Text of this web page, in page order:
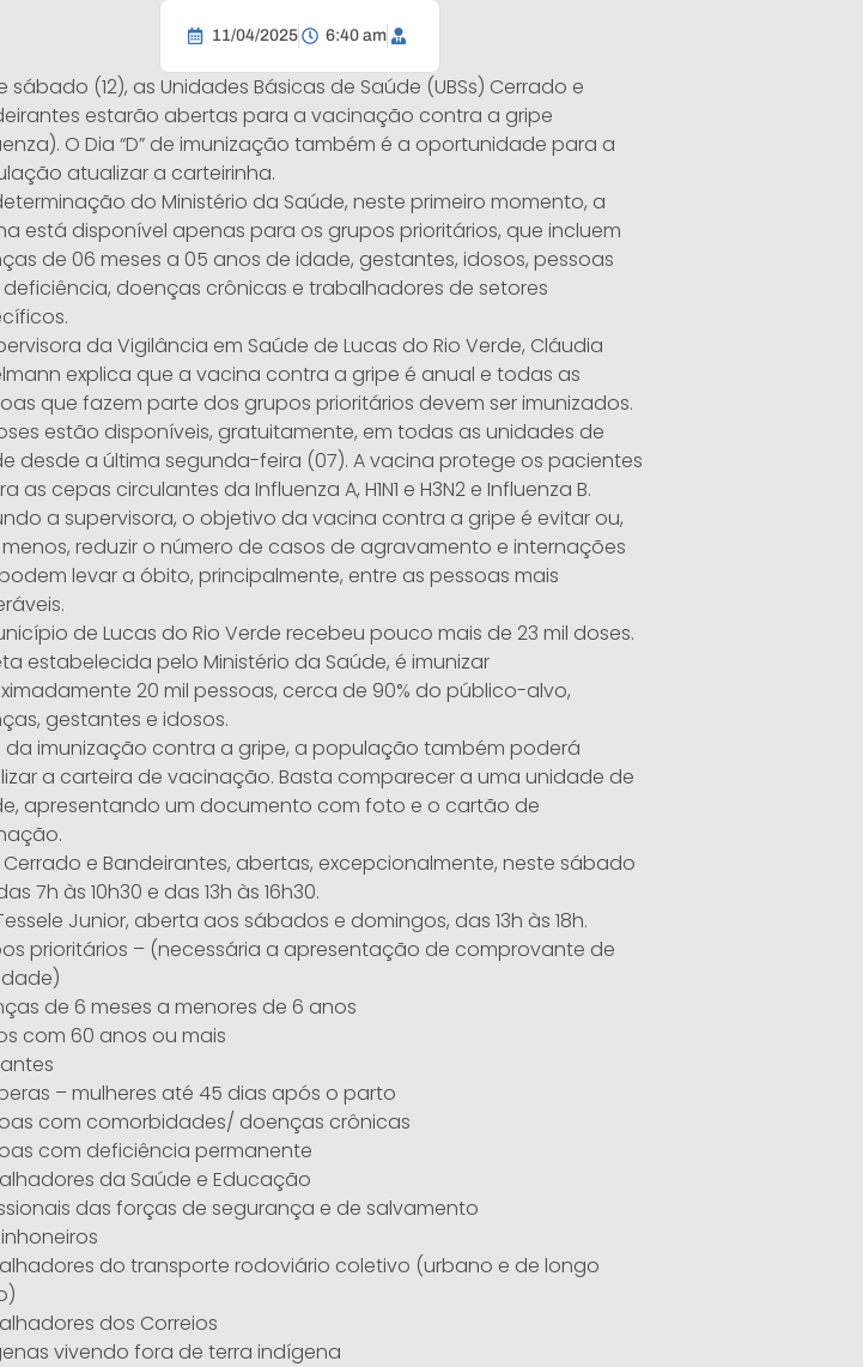
11/04/2025 6:40 am
sábado (12), as Unidades Básicas de Saúde (UBSs) Cerrado e
estarão abertas para a vacinação contra a gripe
O Dia “D” de imunização também é a oportunidade para a
atualizar a carteirinha.
do Ministério da Saúde, neste primeiro momento, a
está disponível apenas para os grupos prioritários, que incluem
de 06 meses a 05 anos de idade, gestantes, idosos, pessoas
doenças crônicas e trabalhadores de setores
da Vigilância em Saúde de Lucas do Rio Verde, Cláudia
explica que a vacina contra a gripe é anual e todas as
que fazem parte dos grupos prioritários devem ser imunizados.
estão disponíveis, gratuitamente, em todas as unidades de
desde a última segunda-feira (07). A vacina protege os pacientes
as cepas circulantes da Influenza A, H1N1 e H3N2 e Influenza B.
a supervisora, o objetivo da vacina contra a gripe é evitar ou,
reduzir o número de casos de agravamento e internações
levar a óbito, principalmente, entre as pessoas mais
de Lucas do Rio Verde recebeu pouco mais de 23 mil doses.
estabelecida pelo Ministério da Saúde, é imunizar
20 mil pessoas, cerca de 90% do público-alvo,
gestantes e idosos.
da imunização contra a gripe, a população também poderá
a carteira de vacinação. Basta comparecer a uma unidade de
apresentando um documento com foto e o cartão de
Cerrado e Bandeirantes, abertas, excepcionalmente, neste sábado
7h às 10h30 e das 13h às 16h30.
Junior, aberta aos sábados e domingos, das 13h às 18h.
prioritários – (necessária a apresentação de comprovante de
de 6 meses a menores de 6 anos
com 60 anos ou mais
– mulheres até 45 dias após o parto
com comorbidades/ doenças crônicas
com deficiência permanente
da Saúde e Educação
das forças de segurança e de salvamento
do transporte rodoviário coletivo (urbano e de longo
dos Correios
vivendo fora de terra indígena